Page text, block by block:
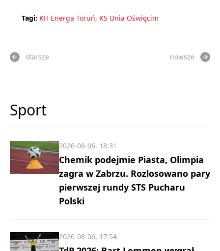
Tagi: KH Energa Toruń, KS Unia Oświęcim
starsze nowsze
Sport
Chemik podejmie Piasta, Olimpia
zagra w Zabrzu. Rozlosowano pary
pierwszej rundy STS Pucharu
Polski
2026-08-06, 18:31
2026-08-06, 17:54